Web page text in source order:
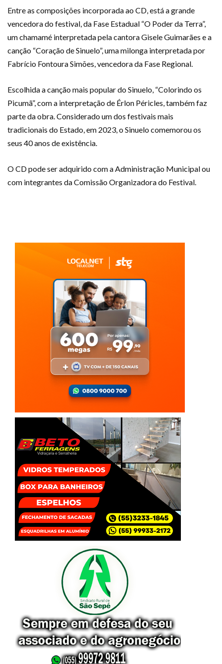
Entre as composições incorporada ao CD, está a grande
vencedora do festival, da Fase Estadual “O Poder da Terra”,
um chamamé interpretada pela cantora Gisele Guimarães e a
canção “Coração de Sinuelo”, uma milonga interpretada por
Fabrício Fontoura Simões, vencedora da Fase Regional.
Escolhida a canção mais popular do Sinuelo, “Colorindo os
Picumã”, com a interpretação de Érlon Péricles, também faz
parte da obra. Considerado um dos festivais mais
tradicionais do Estado, em 2023, o Sinuelo comemorou os
seus 40 anos de existência.
O CD pode ser adquirido com a Administração Municipal ou
com integrantes da Comissão Organizadora do Festival.